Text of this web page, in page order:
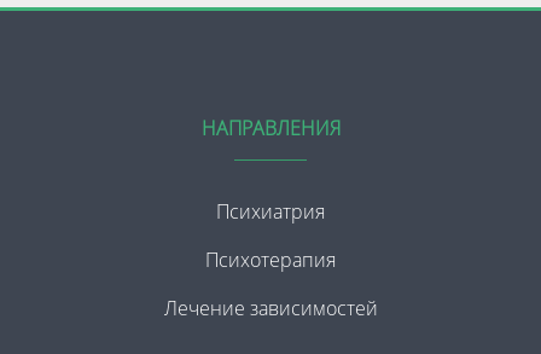
НАПРАВЛЕНИЯ
Психиатрия
Психотерапия
Лечение зависимостей